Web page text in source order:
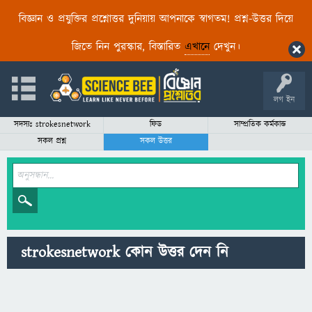
বিজ্ঞান ও প্রযুক্তির প্রশ্নোত্তর দুনিয়ায় আপনাকে স্বাগতম! প্রশ্ন-উত্তর দিয়ে
জিতে নিন পুরস্কার, বিস্তারিত এখানেদেখুন।
লগ ইন
সদস্যঃ strokesnetwork ফিড
সাম্প্রতিক কর্মকান্ড
সকল প্রশ্ন
সকল উত্তর
strokesnetwork কোন উত্তর দেন নি